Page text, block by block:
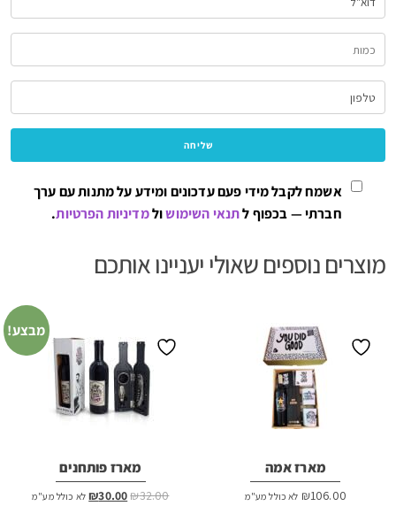
אשמח לקבל מידי פעם עדכונים ומידע על מתנות עם ערך
חברתי — בכפוף לתנאי השימושולמדיניות הפרטיות.
מוצרים נוספים שאולי יעניינו אותכם
מארז אמה
₪106.00 לא כולל מע"מ
מבצע!
מארז פותחנים
₪32.00
המחיר₪30.00 המחיר
לא כולל מע"מ